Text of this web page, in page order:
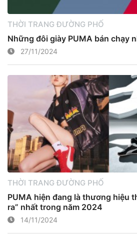
THỜI TRANG ĐƯỜNG PHỐ
Những đôi giày PUMA bán chạy
27/11/2024
THỜI TRANG ĐƯỜNG PHỐ
PUMA hiện đang là thương hiệu
ra” nhất trong năm 2024
14/11/2024